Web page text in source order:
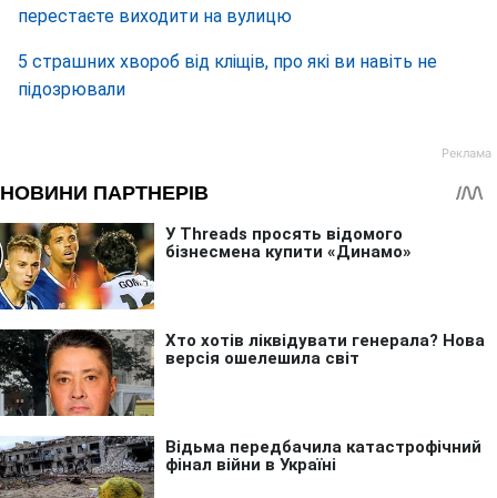
перестаєте виходити на вулицю
5 страшних хвороб від кліщів, про які ви навіть не
підозрювали